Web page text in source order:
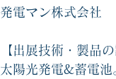
発電マン株式会社
【出展技術・製品
太陽光発電&蓄電池